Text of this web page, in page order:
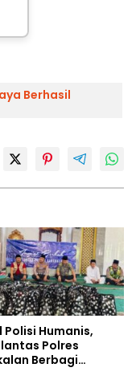
Berhasil
Polisi Humanis,
Polres
Berbagi